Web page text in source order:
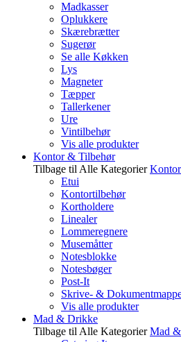
Madkasser
Oplukkere
Skærebrætter
Sugerør
Se alle Køkken
Lys
Magneter
Tæpper
Tallerkener
Ure
Vintilbehør
Vis alle produkter
Kontor & Tilbehør
Tilbage til Alle Kategorier
Etui
Kontortilbehør
Kortholdere
Linealer
Lommeregnere
Musemåtter
Notesblokke
Notesbøger
Post-It
Skrive- &
Vis alle produkter
Mad & Drikke
Tilbage til Alle Kategorier Mad